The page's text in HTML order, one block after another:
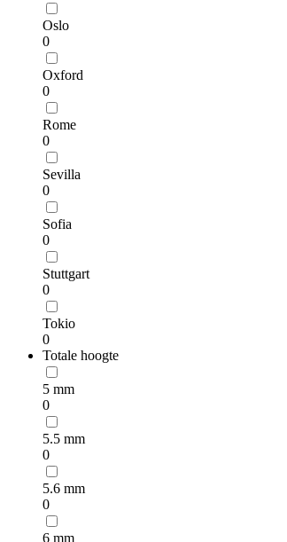
Oslo
0
Oxford
0
Rome
0
Sevilla
0
Sofia
0
Stuttgart
0
Tokio
0
Totale hoogte
5 mm
0
5.5 mm
0
5.6 mm
0
6 mm